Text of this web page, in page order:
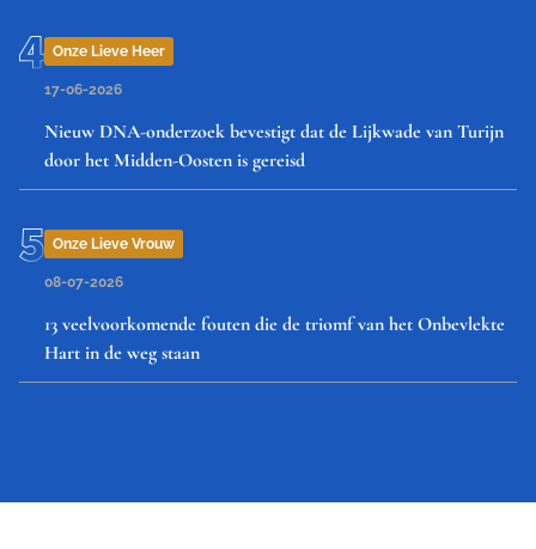
Onze Lieve Heer
17-06-2026
Nieuw DNA-onderzoek bevestigt dat de Lijkwade van Turijn
door het Midden-Oosten is gereisd
Onze Lieve Vrouw
08-07-2026
13 veelvoorkomende fouten die de triomf van het Onbevlekte
Hart in de weg staan